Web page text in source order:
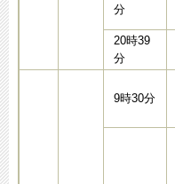
分
20時39
分
9時30分